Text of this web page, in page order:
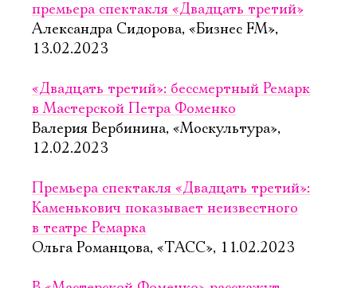
премьера спектакля «Двадцать третий»
Александра Сидорова, «Бизнес FM»,
13.02.2023
«Двадцать третий»: бессмертный Ремарк
в Мастерской Петра Фоменко
Валерия Вербинина, «Москультура»,
12.02.2023
Премьера спектакля «Двадцать третий»:
Каменькович показывает неизвестного
в театре Ремарка
Ольга Романцова, «ТАСС», 11.02.2023